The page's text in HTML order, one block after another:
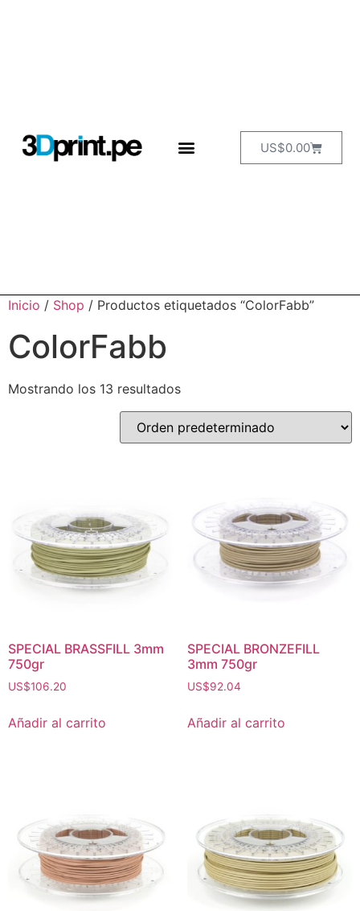
US$0.00
Inicio / Shop / Productos etiquetados “ColorFabb”
ColorFabb
Mostrando los 13 resultados
SPECIAL BRASSFILL 3mm
750gr
US$106.20
Añadir al carrito
SPECIAL BRONZEFILL
3mm 750gr
US$92.04
Añadir al carrito